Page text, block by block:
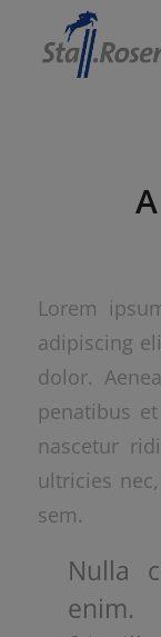
Lorem
adipiscing
dolor.
penatibus
nascetur
ultricies
sem.
Nulla
enim.